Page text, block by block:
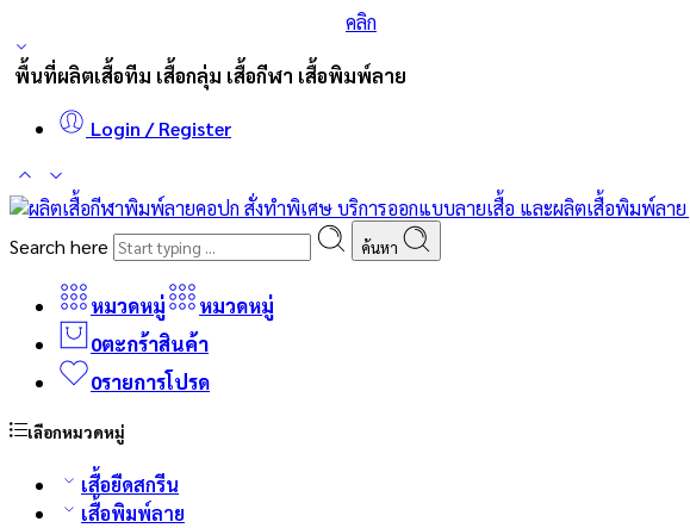
คลิก
พื้นที่ผลิตเสื้อทีม เสื้อกลุ่ม เสื้อกีฬา เสื้อพิมพ์ลาย
Login / Register
Search here ค้นหา
หมวดหมู่
หมวดหมู่
0ตะกร้าสินค้า
0รายการโปรด
เลือกหมวดหมู่
เสื้อยืดสกรีน
เสื้อพิมพ์ลาย